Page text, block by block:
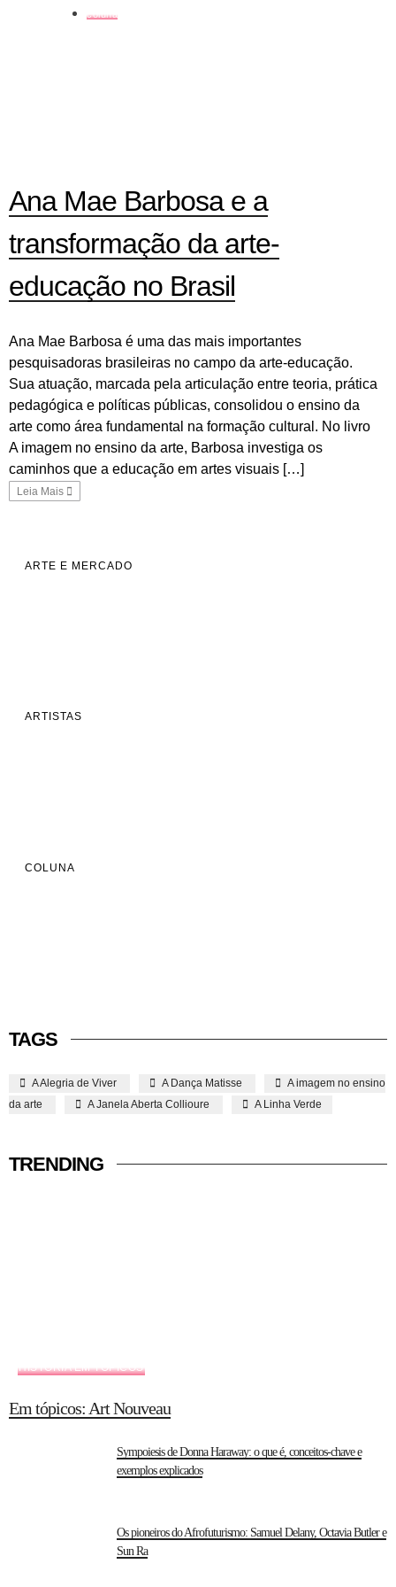
coluna
Ana Mae Barbosa e a
transformação da arte-
educação no Brasil
Ana Mae Barbosa é uma das mais importantes
pesquisadoras brasileiras no campo da arte-educação.
Sua atuação, marcada pela articulação entre teoria, prática
pedagógica e políticas públicas, consolidou o ensino da
arte como área fundamental na formação cultural. No livro
A imagem no ensino da arte, Barbosa investiga os
caminhos que a educação em artes visuais […]
Leia Mais
ARTE E MERCADO
ARTISTAS
COLUNA
TAGS
A Alegria de Viver A Dança Matisse
A imagem no ensino
da arte
A Janela Aberta Collioure A Linha Verde
TRENDING
HISTÓRIA EM TÓPICOS
Em tópicos: Art Nouveau
Sympoiesis de Donna Haraway: o que é, conceitos-chave e
exemplos explicados
Os pioneiros do Afrofuturismo: Samuel Delany, Octavia Butler e
Sun Ra